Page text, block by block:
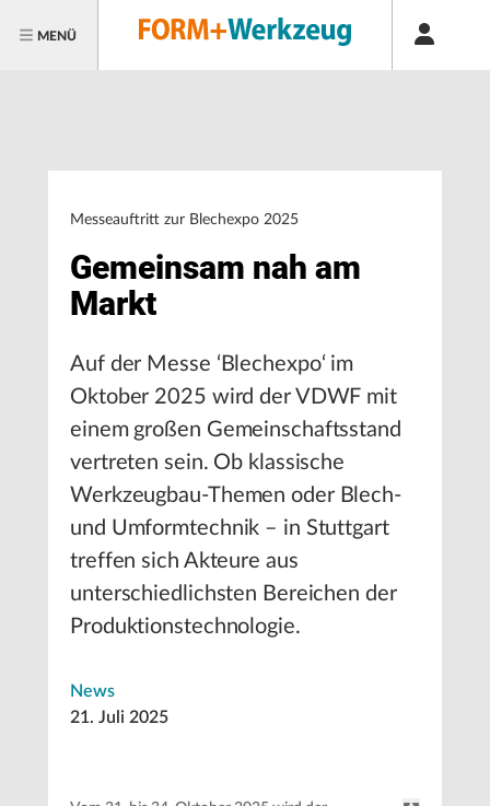
MENÜ
Messeauftritt zur Blechexpo 2025
Gemeinsam nah am
Markt
Auf der Messe ‘Blechexpo‘ im
Oktober 2025 wird der VDWF mit
einem großen Gemeinschaftsstand
vertreten sein. Ob klassische
Werkzeugbau-Themen oder Blech-
und Umformtechnik – in Stuttgart
treffen sich Akteure aus
unterschiedlichsten Bereichen der
Produktionstechnologie.
News
21. Juli 2025